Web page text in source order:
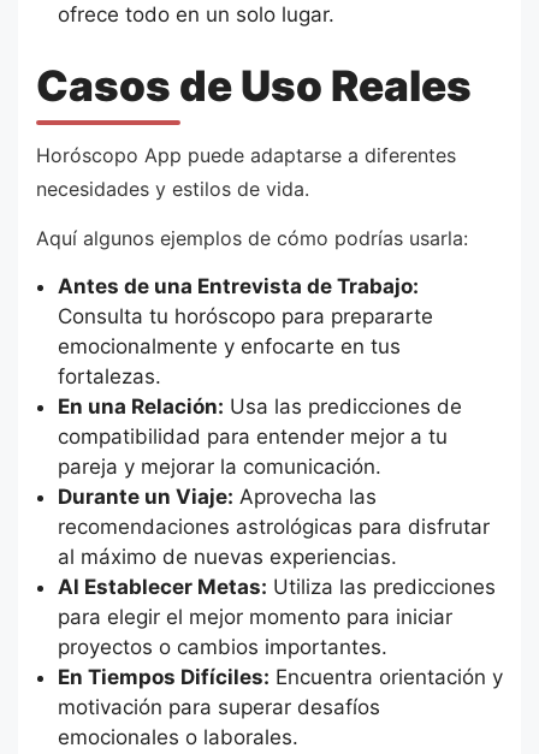
ofrece todo en un solo lugar.
Casos de Uso Reales
Horóscopo App puede adaptarse a diferentes
necesidades y estilos de vida.
Aquí algunos ejemplos de cómo podrías usarla:
Antes de una Entrevista de Trabajo:
Consulta tu horóscopo para prepararte
emocionalmente y enfocarte en tus
fortalezas.
En una Relación: Usa las predicciones de
compatibilidad para entender mejor a tu
pareja y mejorar la comunicación.
Durante un Viaje: Aprovecha las
recomendaciones astrológicas para disfrutar
al máximo de nuevas experiencias.
Al Establecer Metas: Utiliza las predicciones
para elegir el mejor momento para iniciar
proyectos o cambios importantes.
En Tiempos Difíciles: Encuentra orientación y
motivación para superar desafíos
emocionales o laborales.